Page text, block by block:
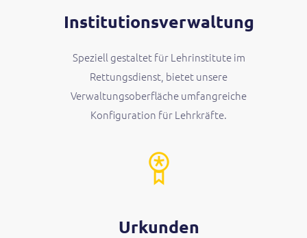
Institutionsverwaltung
Speziell gestaltet für Lehrinstitute im
Rettungsdienst, bietet unsere
Verwaltungsoberfläche umfangreiche
Konfiguration für Lehrkräfte.
Urkunden